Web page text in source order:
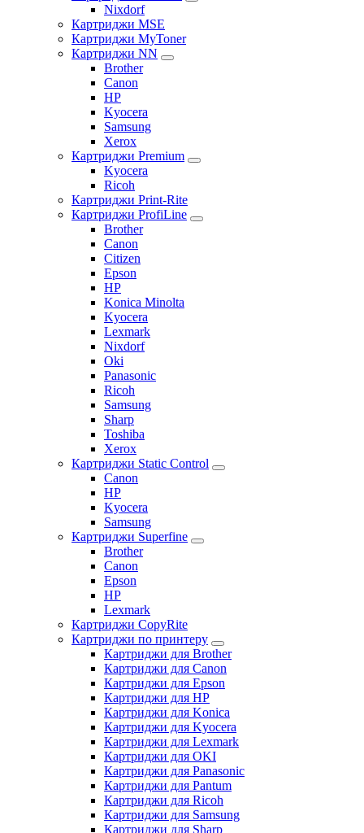
Nixdorf
Картриджи MSE
Картриджи MyToner
Картриджи NN
Brother
Canon
HP
Kyocera
Samsung
Xerox
Картриджи Premium
Kyocera
Ricoh
Картриджи Print-Rite
Картриджи ProfiLine
Brother
Canon
Citizen
Epson
HP
Konica Minolta
Kyocera
Lexmark
Nixdorf
Oki
Panasonic
Ricoh
Samsung
Sharp
Toshiba
Xerox
Картриджи Static Control
Canon
HP
Kyocera
Samsung
Картриджи Superfine
Brother
Canon
Epson
HP
Lexmark
Картриджи CopyRite
Картриджи по принтеру
Картриджи для Brother
Картриджи для Canon
Картриджи для Epson
Картриджи для HP
Картриджи для Konica
Картриджи для Kyocera
Картриджи для Lexmark
Картриджи для OKI
Картриджи для Panasonic
Картриджи для Pantum
Картриджи для Ricoh
Картриджи для Samsung
Картриджи для Sharp